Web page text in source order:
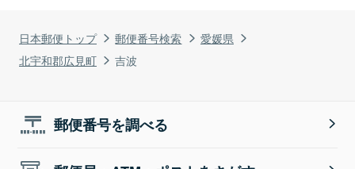
日本郵便トップ 郵便番号検索
愛媛県
北宇和郡広見町
吉波
郵便番号を調べる